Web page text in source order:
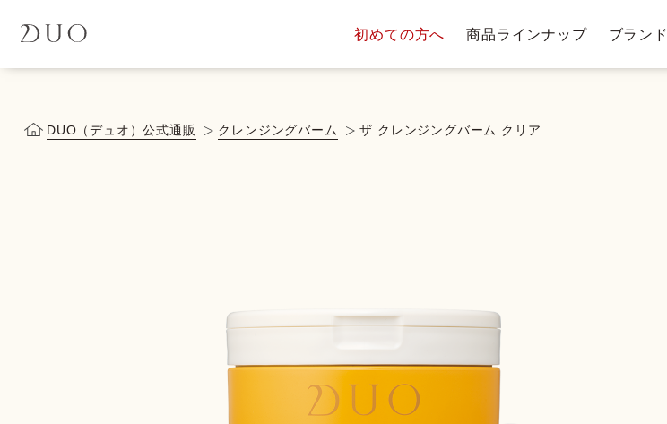
初めての方へ 商品ラインナップ
すべてのアイテム
ブランド
DUOについて DUOヒストリー ベストコスメ受賞履歴
DUO（デュオ）公式通販 クレンジングバーム ザ クレンジングバーム クリア